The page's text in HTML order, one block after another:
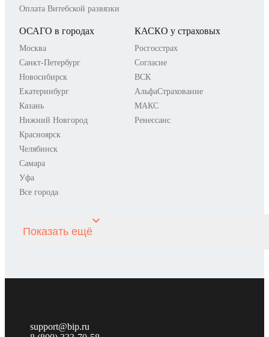
Оплата Витебской развязки
ОСАГО в городах
Москва
Санкт-Петербург
Новосибирск
Екатеринбург
Казань
Нижний Новгород
Красноярск
Челябинск
Самара
Уфа
Все города
КАСКО у страховых
Росгосстрах
Согласие
ВСК
АльфаСтрахование
МАКС
Ренессанс
Показать ещё
support@bip.ru